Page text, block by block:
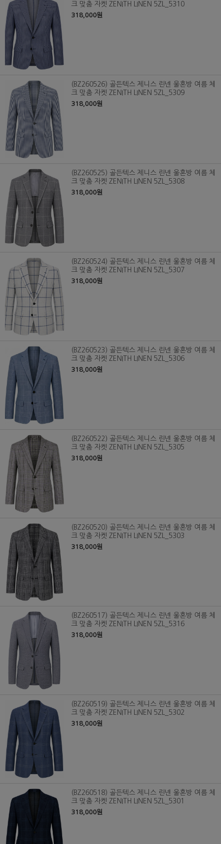
크 맞춤 자켓 ZENITH LINEN 5ZL_5310
318,000원
(BZ260526) 골든텍스 제니스 린넨 울혼방 여름 체
크 맞춤 자켓 ZENITH LINEN 5ZL_5309
318,000원
(BZ260525) 골든텍스 제니스 린넨 울혼방 여름 체
크 맞춤 자켓 ZENITH LINEN 5ZL_5308
318,000원
(BZ260524) 골든텍스 제니스 린넨 울혼방 여름 체
크 맞춤 자켓 ZENITH LINEN 5ZL_5307
318,000원
(BZ260523) 골든텍스 제니스 린넨 울혼방 여름 체
크 맞춤 자켓 ZENITH LINEN 5ZL_5306
318,000원
(BZ260522) 골든텍스 제니스 린넨 울혼방 여름 체
크 맞춤 자켓 ZENITH LINEN 5ZL_5305
318,000원
(BZ260520) 골든텍스 제니스 린넨 울혼방 여름 체
크 맞춤 자켓 ZENITH LINEN 5ZL_5303
318,000원
(BZ260517) 골든텍스 제니스 린넨 울혼방 여름 체
크 맞춤 자켓 ZENITH LINEN 5ZL_5316
318,000원
(BZ260519) 골든텍스 제니스 린넨 울혼방 여름 체
크 맞춤 자켓 ZENITH LINEN 5ZL_5302
318,000원
(BZ260518) 골든텍스 제니스 린넨 울혼방 여름 체
크 맞춤 자켓 ZENITH LINEN 5ZL_5301
318,000원